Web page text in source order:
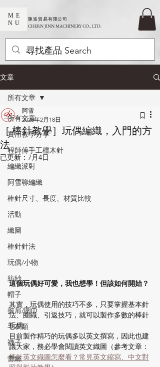
ME
NU
​陳進貿易有限公司
CHERN JINN MACHINERY CO., LTD.
文章
所有文章
實用教學分享
程師傅手工檀木針
編織派對
阿雪聊編織
棒針尺寸、長度、材質比較
活動
織圖
棒針針法
玩偶/小物
紡紗
帽子
披肩/圍巾
毛衣類
襪子
蕾絲
所有文章
［ 棒針教學］玩偶編織，入門的方
法
阿雪
2025年2月18日
已更新： 7月4日
這個玩偶好可愛，我也想學！但該如何開始？
其實，玩偶使用的技巧不多，只要掌握基本針
法、圈織、引返技巧，就可以製作多數的棒針
玩偶。
目前製作精巧的玩偶多以英文撰寫，因此也建
議大家，務必學會閱讀英文織圖（參考文章：
棒針英文織圖怎麼看？常見英文縮寫、中文對